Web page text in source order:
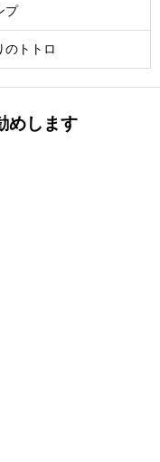
プ
のトトロ
めします